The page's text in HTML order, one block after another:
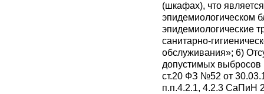
(шкафах), что
эпидемиологическом
эпидемиологические
санитарно-
обслуживания»; 6)
допустимых
ст.20 ФЗ №52 от
п.п.4.2.1, 4.2.3 СаПиН